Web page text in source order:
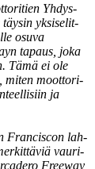
Yhdys­
täysin yksiselit­
osu­va
tapaus, joka
Tämä ei ole
miten moot­tori­
ja
Fran­cis­con lah­
vau­ri­
Free­way